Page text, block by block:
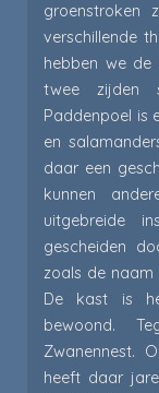
groenstroken
verschillende
hebben we de
twee zijden
Paddenpoel is
en
daar een
kunnen
uitgebreide
gescheiden
zoals de naam
De kast is
bewoond.
Zwanennest.
heeft daar